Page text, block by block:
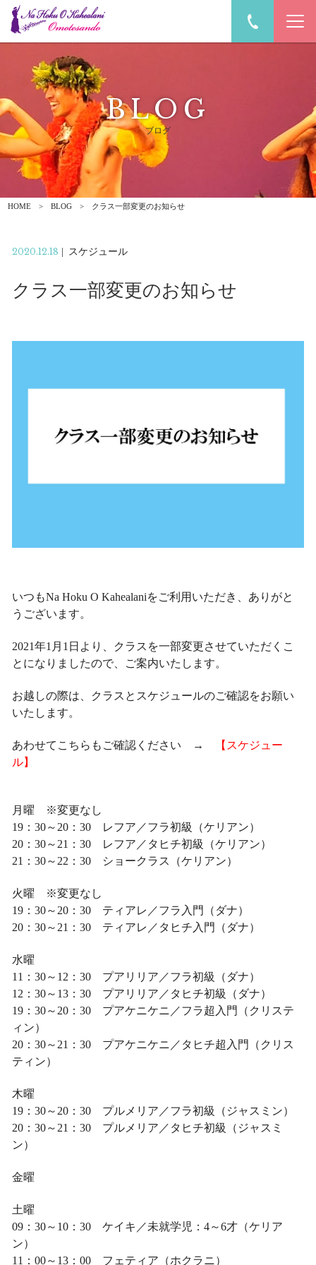
BLOG
ブログ
HOME BLOG クラス一部変更のお知らせ
2020.12.18 スケジュール
クラス一部変更のお知らせ
いつもNa Hoku O Kahealaniをご利用いただき、ありがと
うございます。
2021年1月1日より、クラスを一部変更させていただくこ
とになりましたので、ご案内いたします。
お越しの際は、クラスとスケジュールのご確認をお願い
いたします。
あわせてこちらもご確認ください →
【スケジュー
ル】
月曜 ※変更なし
19：30～20：30 レフア／フラ初級（ケリアン）
20：30～21：30 レフア／タヒチ初級（ケリアン）
21：30～22：30 ショークラス（ケリアン）
火曜 ※変更なし
19：30～20：30 ティアレ／フラ入門（ダナ）
20：30～21：30 ティアレ／タヒチ入門（ダナ）
水曜
11：30～12：30 プアリリア／フラ初級（ダナ）
12：30～13：30 プアリリア／タヒチ初級（ダナ）
19：30～20：30 プアケニケニ／フラ超入門（クリステ
ィン）
20：30～21：30 プアケニケニ／タヒチ超入門（クリス
ティン）
木曜
19：30～20：30 プルメリア／フラ初級（ジャスミン）
20：30～21：30 プルメリア／タヒチ初級（ジャスミ
ン）
金曜
土曜
09：30～10：30 ケイキ／未就学児：4～6才（ケリア
ン）
11：00～13：00 フェティア（ホクラニ）